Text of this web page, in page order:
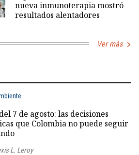
nueva inmunoterapia mostró
resultados alentadores
Ver más
7 de agosto: las decisiones
que Colombia no puede seguir
L. Leroy